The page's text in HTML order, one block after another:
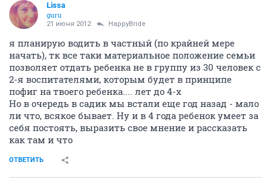
Lissa
guru
21 июня 2012 HappyBride
я планирую водить в частный (по крайней мере
начать), тк все таки материальное положение семьи
позволяет отдать ребенка не в группу из 30 человек с
2-я воспитателями, которым будет в принципе
пофиг на твоего ребенка.... лет до 4-х
Но в очередь в садик мы встали еще год назад - мало
ли что, всякое бывает. Ну и в 4 года ребенок умеет за
себя постоять, выразить свое мнение и рассказать
как там и что
ОТВЕТИТЬ